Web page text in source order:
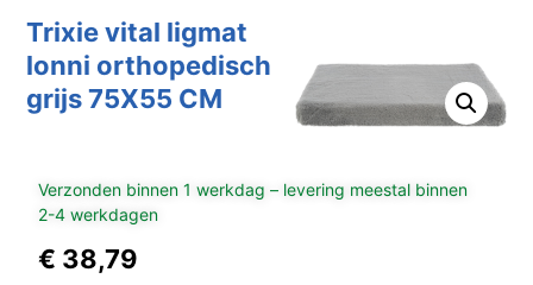
Trixie vital ligmat
lonni orthopedisch
grijs 75X55 CM
Verzonden binnen 1 werkdag – levering meestal binnen
2-4 werkdagen
€ 38,79